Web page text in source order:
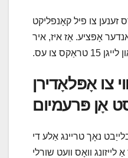
זענען צו פיל קאָנפליקט
אָפּציע. אַז איז, איר
צו עס.
3. ווי צו אָפּלאָדירן
נאָך טריינג אַלע די
לייזונג וואָס וועט שורלי